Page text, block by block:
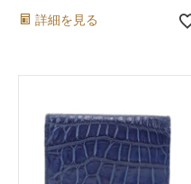
詳細を見る